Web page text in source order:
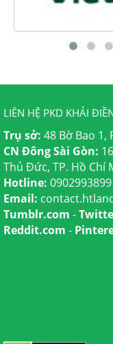
LIÊN HỆ PKD KHẢI
Trụ sở: 48 Bờ Bao 1,
CN Đông Sài Gòn:
Thủ Đức, TP. Hồ Chí
Hotline: 0902993899
Email:
Tumblr.com -
Reddit.com -